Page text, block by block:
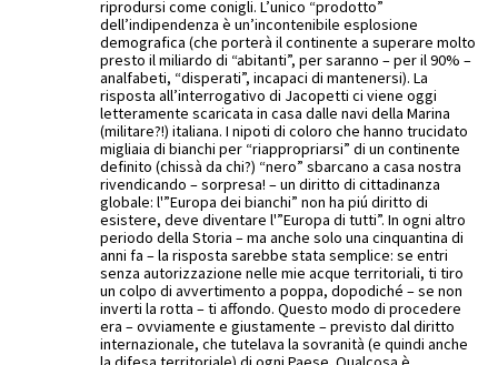
riprodursi come conigli. L’unico “prodotto”
dell’indipendenza è un’incontenibile esplosione
demografica (che porterà il continente a superare molto
presto il miliardo di “abitanti”, per saranno – per il 90% –
analfabeti, “disperati”, incapaci di mantenersi). La
risposta all’interrogativo di Jacopetti ci viene oggi
letteramente scaricata in casa dalle navi della Marina
(militare?!) italiana. I nipoti di coloro che hanno trucidato
migliaia di bianchi per “riappropriarsi” di un continente
definito (chissà da chi?) “nero” sbarcano a casa nostra
rivendicando – sorpresa! – un diritto di cittadinanza
globale: l'”Europa dei bianchi” non ha piú diritto di
esistere, deve diventare l'”Europa di tutti”. In ogni altro
periodo della Storia – ma anche solo una cinquantina di
anni fa – la risposta sarebbe stata semplice: se entri
senza autorizzazione nelle mie acque territoriali, ti tiro
un colpo di avvertimento a poppa, dopodiché – se non
inverti la rotta – ti affondo. Questo modo di procedere
era – ovviamente e giustamente – previsto dal diritto
internazionale, che tutelava la sovranità (e quindi anche